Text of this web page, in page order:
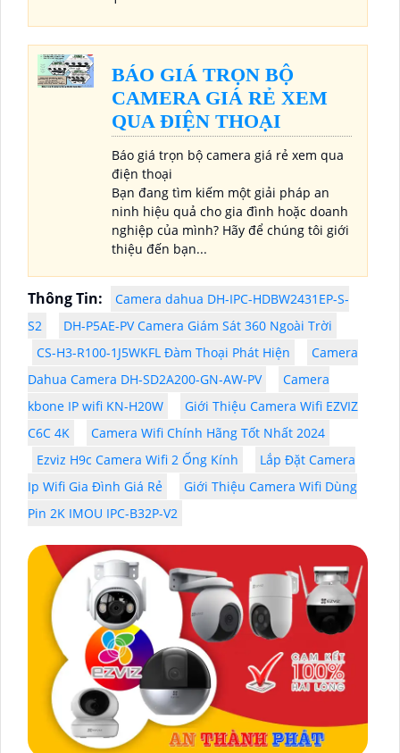
BÁO GIÁ TRỌN BỘ
CAMERA GIÁ RẺ XEM
QUA ĐIỆN THOẠI
Báo giá trọn bộ camera giá rẻ xem qua
điện thoại
Bạn đang tìm kiếm một giải pháp an
ninh hiệu quả cho gia đình hoặc doanh
nghiệp của mình? Hãy để chúng tôi giới
thiệu đến bạn...
Thông Tin:
Camera dahua DH-IPC-HDBW2431EP-S-
S2
DH-P5AE-PV Camera Giám Sát 360 Ngoài Trời
CS-H3-R100-1J5WKFL Đàm Thoại Phát Hiện
Camera
Dahua Camera DH-SD2A200-GN-AW-PV
Camera
kbone IP wifi KN-H20W
Giới Thiệu Camera Wifi EZVIZ
C6C 4K
Camera Wifi Chính Hãng Tốt Nhất 2024
Ezviz H9c Camera Wifi 2 Ống Kính
Lắp Đặt Camera
Ip Wifi Gia Đình Giá Rẻ
Giới Thiệu Camera Wifi Dùng
Pin 2K IMOU IPC-B32P-V2